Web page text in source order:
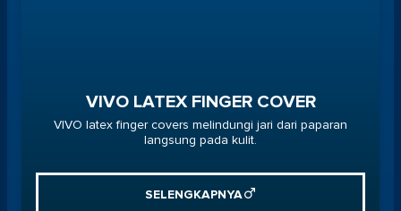
VIVO LATEX FINGER COVER
VIVO latex finger covers melindungi jari dari paparan
langsung pada kulit.
SELENGKAPNYA